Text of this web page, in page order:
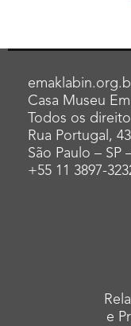
Casa Museu
Todos os
Rua Portugal,
São Paulo – SP
+55 11 3897-
e